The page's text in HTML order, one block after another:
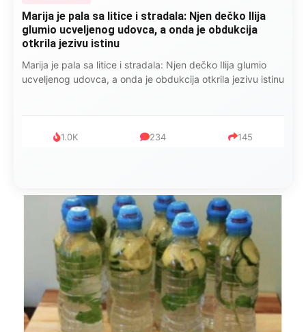
Marija je pala sa litice i stradala: Njen dečko Ilija
glumio ucveljenog udovca, a onda je obdukcija
otkrila jezivu istinu
Marija je pala sa litice i stradala: Njen dečko Ilija glumio
ucveljenog udovca, a onda je obdukcija otkrila jezivu istinu
1.0K 234 145